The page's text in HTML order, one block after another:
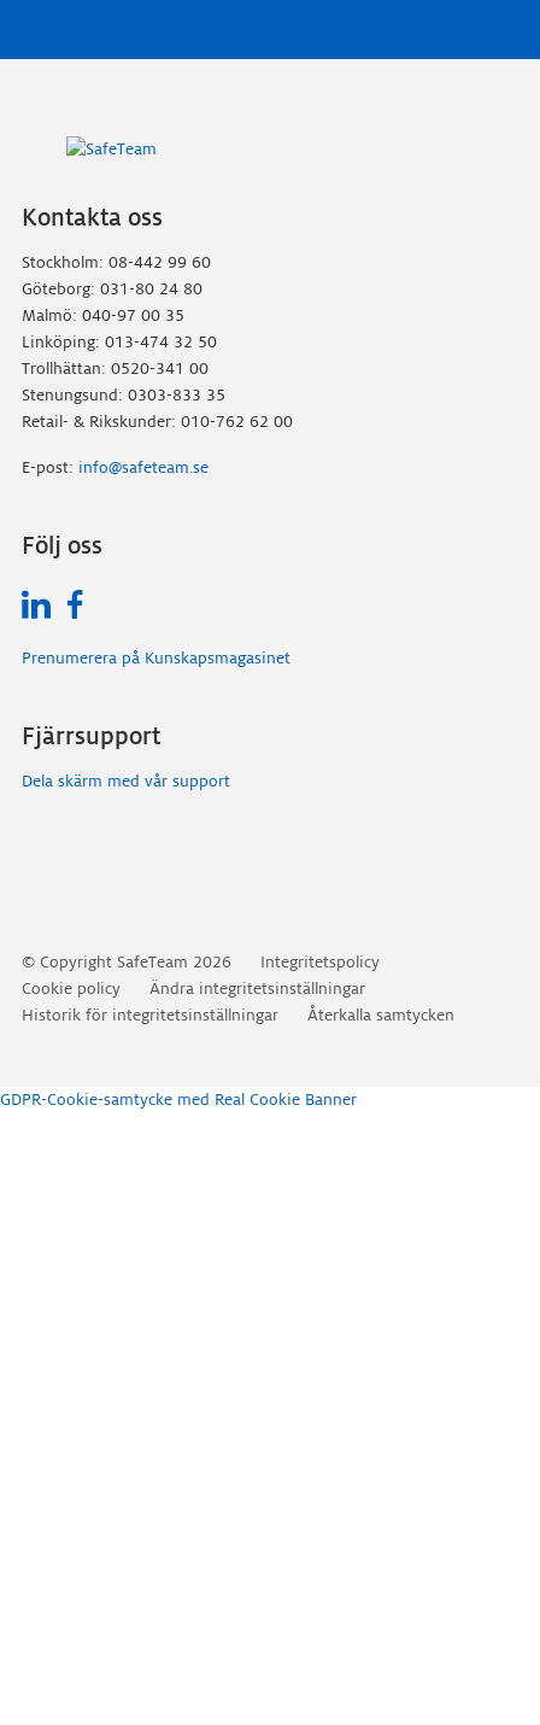
Kontakta oss
Stockholm: 08-442 99 60
Göteborg: 031-80 24 80
Malmö: 040-97 00 35
Linköping: 013-474 32 50
Trollhättan: 0520-341 00
Stenungsund: 0303-833 35
Retail- & Rikskunder: 010-762 62 00
E-post: info@safeteam.se
Följ oss
Prenumerera på Kunskapsmagasinet
Fjärrsupport
Dela skärm med vår support
Gå
vidare
till
© Copyright SafeTeam 2026
Integritetspolicy
Cookie policy
Ändra integritetsinställningar
Historik för integritetsinställningar
Återkalla samtycken
GDPR-Cookie-samtycke med Real Cookie Banner